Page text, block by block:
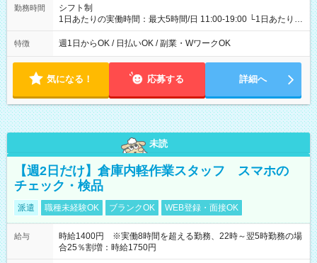
勤務時間
シフト制
1日あたりの実働時間：最大5時間/日 11:00-19:00 └1日あたりの
実働時間：1-5時間 └上記の時間帯内であれば、いつでも勤務可
能！ └平日・土曜日の中で、お好きな曜日でご勤務いただけま
18:00 などのように、自由な働き方が可能なお仕事です！
特徴 週1日からOK / 日払いOK / 副業・WワークOK
気になる！ 応募する 詳細へ
未読
【週2日だけ】倉庫内軽作業スタッフ スマホの
チェック・検品
派遣 職種未経験OK ブランクOK WEB登録・面接OK
給与
時給1400円 ※実働8時間を超える勤務、22時～翌5時勤務の場
合25％割増：時給1750円